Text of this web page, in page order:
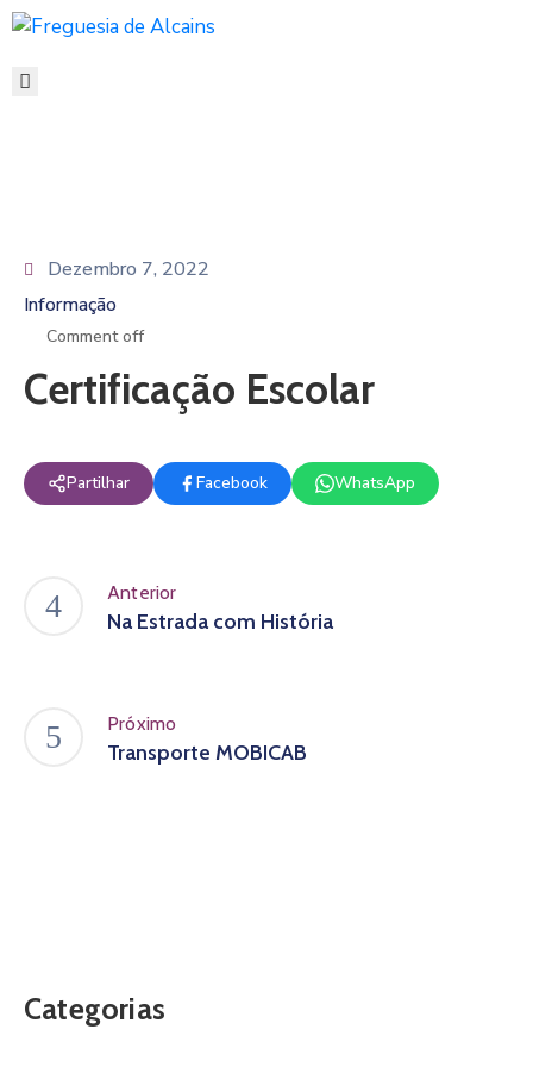
Dezembro 7, 2022
Informação
Comment off
Certificação Escolar
Partilhar Facebook WhatsApp
Anterior
Na Estrada com História
Próximo
Transporte MOBICAB
Categorias